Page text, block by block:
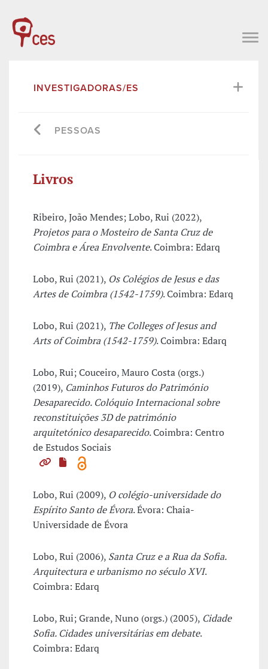
INVESTIGADORAS/ES
PESSOAS
Livros
Ribeiro, João Mendes; Lobo, Rui (2022),
Projetos para o Mosteiro de Santa Cruz de
Coimbra e Área Envolvente. Coimbra: Edarq
Lobo, Rui (2021), Os Colégios de Jesus e das
Artes de Coimbra (1542-1759). Coimbra: Edarq
Lobo, Rui (2021), The Colleges of Jesus and
Arts of Coimbra (1542-1759). Coimbra: Edarq
Lobo, Rui; Couceiro, Mauro Costa (orgs.)
(2019), Caminhos Futuros do Património
Desaparecido. Colóquio Internacional sobre
reconstituições 3D de património
arquitetónico desaparecido. Coimbra: Centro
de Estudos Sociais
Lobo, Rui (2009), O colégio-universidade do
Espírito Santo de Évora. Évora: Chaia-
Universidade de Évora
Lobo, Rui (2006), Santa Cruz e a Rua da Sofia.
Arquitectura e urbanismo no século XVI.
Coimbra: Edarq
Lobo, Rui; Grande, Nuno (orgs.) (2005), Cidade
Sofia. Cidades universitárias em debate.
Coimbra: Edarq